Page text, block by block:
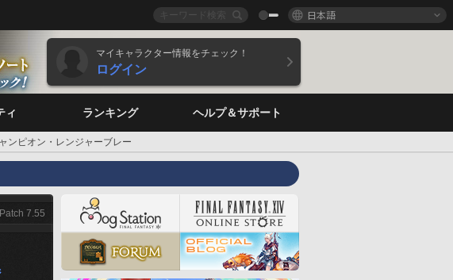
日本語
マイキャラクター情報をチェック！
ログイン
ィ ランキング ヘルプ＆サポート
ンピオン・レンジャーブレー
7.55